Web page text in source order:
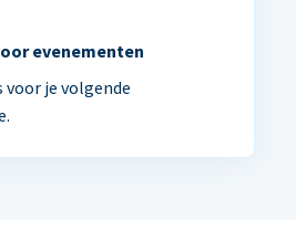
evenementen
je volgende